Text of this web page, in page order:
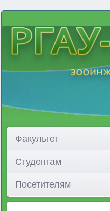
Факультет
Студентам
Посетителям